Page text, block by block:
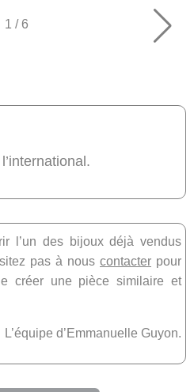
1 / 6
l’un des bijoux déjà vendus
pas à nous contacter pour
créer une pièce similaire et
L’équipe d’Emmanuelle Guyon.